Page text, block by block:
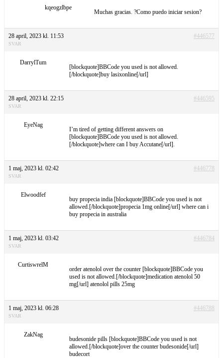
kqeogzlbpe
Muchas gracias. ?Como puedo iniciar sesion?
28 april, 2023 kl. 11:53 #446577
SVAR
DarrylTum
[blockquote]BBCode you used is not allowed.
[/blockquote]buy lasixonline[/url]
28 april, 2023 kl. 22:15 #446595
SVAR
EyeNag
I’m tired of getting different answers on
[blockquote]BBCode you used is not allowed.
[/blockquote]where can I buy Accutane[/url].
1 maj, 2023 kl. 02:42 #446778
SVAR
Elwoodfef
buy propecia india [blockquote]BBCode you used is not
allowed.[/blockquote]propecia 1mg online[/url] where can i
buy propecia in australia
1 maj, 2023 kl. 03:42 #446784
SVAR
CurtiswrelM
order atenolol over the counter [blockquote]BBCode you
used is not allowed.[/blockquote]medication atenolol 50
mg[/url] atenolol pills 25mg
1 maj, 2023 kl. 06:28 #446788
SVAR
ZakNag
budesonide pills [blockquote]BBCode you used is not
allowed.[/blockquote]over the counter budesonide[/url]
budecort